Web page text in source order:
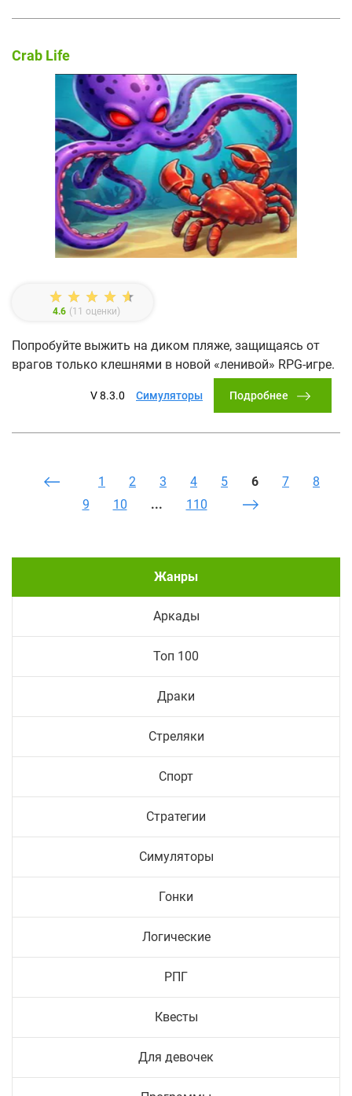
Crab Life
4.6 (11 оценки)
Попробуйте выжить на диком пляже, защищаясь от
врагов только клешнями в новой «ленивой» RPG-игре.
V 8.3.0 Симуляторы Подробнее
1 2 3 4 5 6 7
8
9
10 ... 110
Жанры
Аркады
Топ 100
Драки
Стреляки
Спорт
Стратегии
Симуляторы
Гонки
Логические
РПГ
Квесты
Для девочек